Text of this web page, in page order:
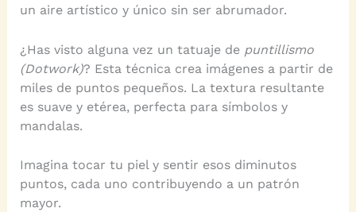
un aire artístico y único sin ser abrumador.
¿Has visto alguna vez un tatuaje de puntillismo
(Dotwork)? Esta técnica crea imágenes a partir de
miles de puntos pequeños. La textura resultante
es suave y etérea, perfecta para símbolos y
mandalas.
Imagina tocar tu piel y sentir esos diminutos
puntos, cada uno contribuyendo a un patrón
mayor.